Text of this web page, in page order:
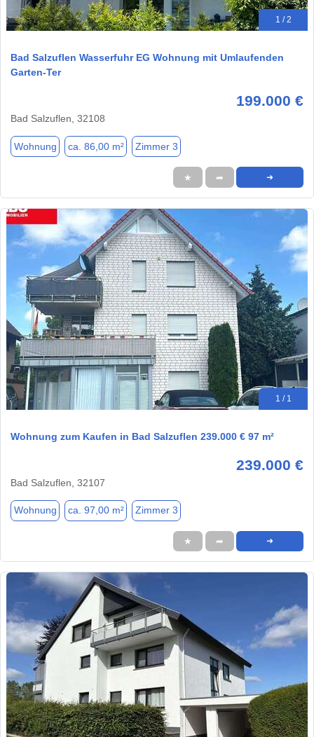
1 / 2
Bad Salzuflen Wasserfuhr EG Wohnung mit Umlaufenden
Garten-Ter
199.000 €
Bad Salzuflen, 32108
Wohnung ca. 86,00 m² Zimmer 3
★ ➦ ➜
1 / 1
Wohnung zum Kaufen in Bad Salzuflen 239.000 € 97 m²
239.000 €
Bad Salzuflen, 32107
Wohnung ca. 97,00 m² Zimmer 3
★ ➦ ➜